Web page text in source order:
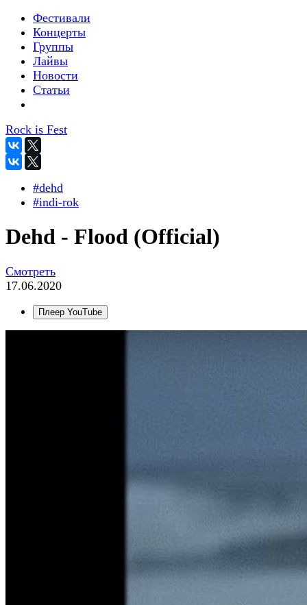
Фестивали
Концерты
Группы
Лайвы
Новости
Статьи
Rock is Fest
#dehd
#indi-rok
Dehd - Flood (Official)
Смотреть
17.06.2020
Плеер YouTube